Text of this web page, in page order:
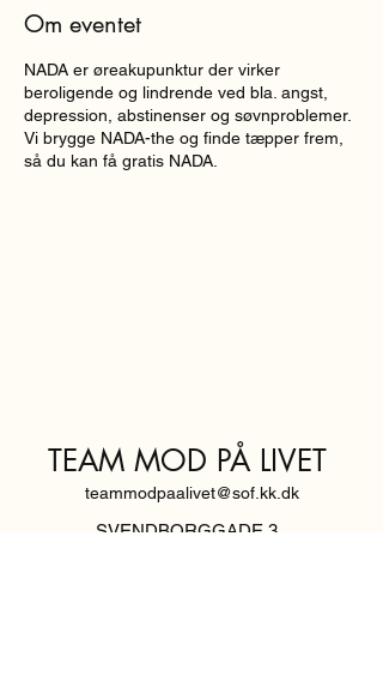
Om eventet
NADA er øreakupunktur der virker
beroligende og lindrende ved bla. angst,
depression, abstinenser og søvnproblemer.
Vi brygge NADA-the og finde tæpper frem,
så du kan få gratis NADA.
TEAM MOD PÅ LIVET
teammodpaalivet@sof.kk.dk
SVENDBORGGADE 3,